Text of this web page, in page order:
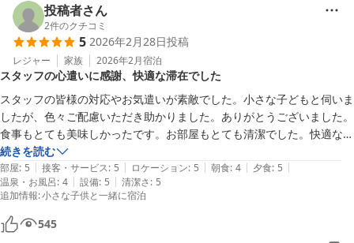
是非またお会いできることを従業員一同心よりお待ちしておりま
す。
ＭＡＫＡＩ ＫＡＭＯＧＡＷＡ ＲＥＳＯＲＴ
2026-03-31
投稿者さん
2件のクチコミ
5 2026年2月28日投稿
レジャー 家族 2026年2月宿泊
スタッフの心遣いに感謝、快適な滞在でした
スタッフの皆様の対応やお気遣いが素敵でした。小さな子どもと伺いま
したが、色々ご配慮いただき助かりました。ありがとうございました。
食事もとても美味しかったです。お部屋もとても清潔でした。快適な滞
在となりました。子どもたちも楽しんでおりました。強いて言えば、す
ぐ近くにスーパーがあるとは言え、あまり買い込んで行かなかったの
で、敷地内に自販機でもあれば嬉しいなと思いました。また是非伺いた
いと思います。
続きを読む
部屋: 5 | 接客・サービス: 5 | ロケーション: 5 | 朝食: 4 | 夕食: 5 |
温泉・お風呂: 4 | 設備: 5 | 清潔さ: 5
追加情報:小さな子供と一緒に宿泊
545